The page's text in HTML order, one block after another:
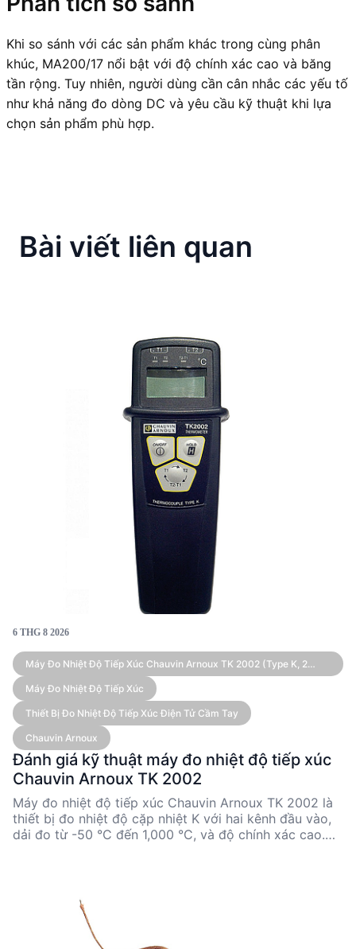
Khi so sánh với các sản phẩm khác trong cùng phân
khúc, MA200/17 nổi bật với độ chính xác cao và băng
tần rộng. Tuy nhiên, người dùng cần cân nhắc các yếu tố
như khả năng đo dòng DC và yêu cầu kỹ thuật khi lựa
chọn sản phẩm phù hợp.
Bài viết liên quan
6 THG 8 2026
Máy Đo Nhiệt Độ Tiếp Xúc Chauvin Arnoux TK 2002 (Type K, 2
Máy Đo Nhiệt Độ Tiếp Xúc
Thiết Bị Đo Nhiệt Độ Tiếp Xúc Điện Tử Cầm Tay
Chauvin Arnoux
Đánh giá kỹ thuật máy đo nhiệt độ tiếp xúc
Chauvin Arnoux TK 2002
Máy đo nhiệt độ tiếp xúc Chauvin Arnoux TK 2002 là
thiết bị đo nhiệt độ cặp nhiệt K với hai kênh đầu vào,
dải đo từ -50 °C đến 1,000 °C, và độ chính xác cao.
nhiều phụ kiện tùy chọn, TK 2002 mang lại sự linh hoạt
và hiệu quả trong nhiều tình huống đo lường thực tế.